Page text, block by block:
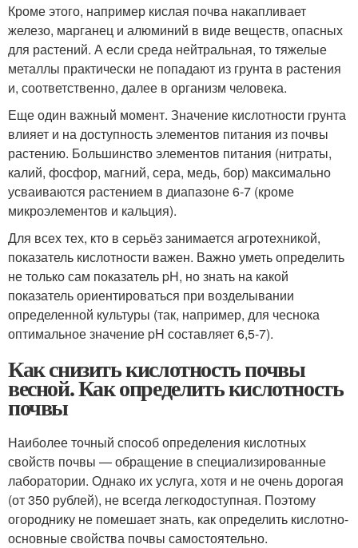
Кроме этого, например кислая почва накапливает
железо, марганец и алюминий в виде веществ, опасных
для растений. А если среда нейтральная, то тяжелые
металлы практически не попадают из грунта в растения
и, соответственно, далее в организм человека.
Еще один важный момент. Значение кислотности грунта
влияет и на доступность элементов питания из почвы
растению. Большинство элементов питания (нитраты,
калий, фосфор, магний, сера, медь, бор) максимально
усваиваются растением в диапазоне 6-7 (кроме
микроэлементов и кальция).
Для всех тех, кто в серьёз занимается агротехникой,
показатель кислотности важен. Важно уметь определить
не только сам показатель pH, но знать на какой
показатель ориентироваться при возделывании
определенной культуры (так, например, для чеснока
оптимальное значение pH составляет 6,5-7).
Как снизить кислотность почвы
весной. Как определить кислотность
почвы
Наиболее точный способ определения кислотных
свойств почвы — обращение в специализированные
лаборатории. Однако их услуга, хотя и не очень дорогая
(от 350 рублей), не всегда легкодоступная. Поэтому
огороднику не помешает знать, как определить кислотно-
основные свойства почвы самостоятельно.